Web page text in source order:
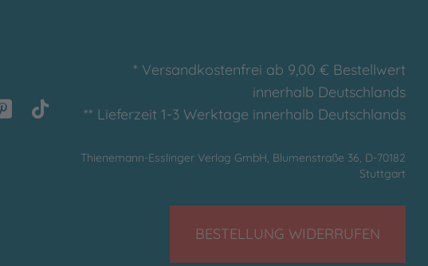
* Versandkostenfrei ab 9,00 € Bestellwert
innerhalb Deutschlands
** Lieferzeit 1-3 Werktage innerhalb Deutschlands
Thienemann-Esslinger Verlag GmbH, Blumenstraße 36, D-70182
Stuttgart
BESTELLUNG WIDERRUFEN